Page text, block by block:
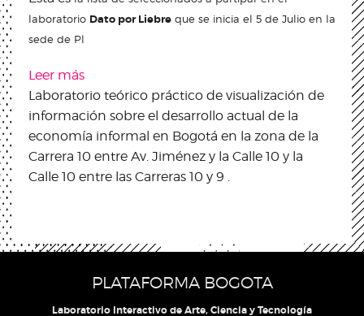
laboratorio Dato por Liebre que se inicia el 5 de Julio en la
sede de Pl
Leer más
Dato por Liebre
Laboratorio teórico práctico de visualización de
información sobre el desarrollo actual de la
economía informal en Bogotá en la zona de la
Carrera 10 entre Av. Jiménez y la Calle 10 y la
Calle 10 entre las Carreras 10 y 9 .
PLATAFORMA BOGOTA
Laboratorio Interactivo de Arte, Ciencia y Tecnología